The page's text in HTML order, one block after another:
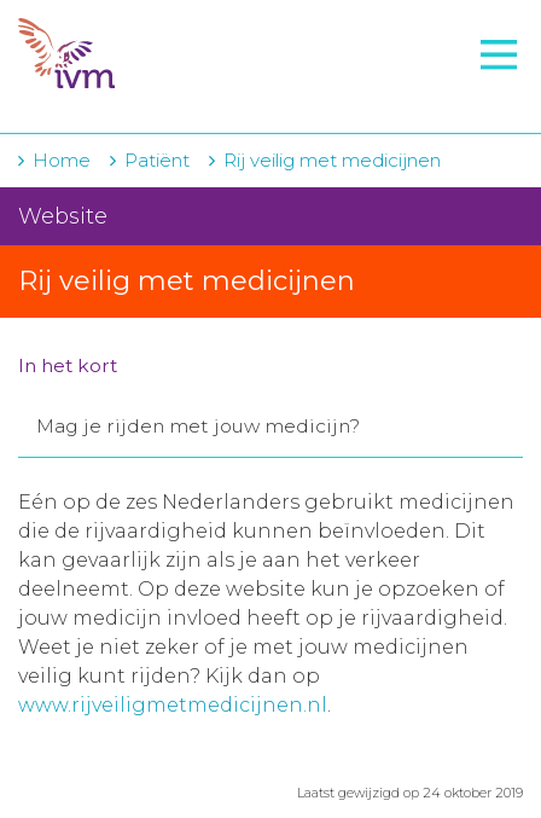
VMI
IVM-academie
Zorginstellingen
Over IVM
Actueel
Winkelwagentje
Aanmelden nieuwsbrief
Inloggen
Toegang leeromgeving
Home Patiënt Rij veilig met medicijnen
Website
Rij veilig met medicijnen
In het kort
Mag je rijden met jouw medicijn?
Eén op de zes Nederlanders gebruikt medicijnen
die de rijvaardigheid kunnen beïnvloeden. Dit
kan gevaarlijk zijn als je aan het verkeer
deelneemt. Op deze website kun je opzoeken of
jouw medicijn invloed heeft op je rijvaardigheid.
Weet je niet zeker of je met jouw medicijnen
veilig kunt rijden? Kijk dan op
www.rijveiligmetmedicijnen.nl .
Laatst gewijzigd op 24 oktober 2019